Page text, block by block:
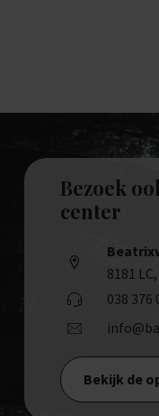
Bezoek
center
8181
038 376
Bekijk de